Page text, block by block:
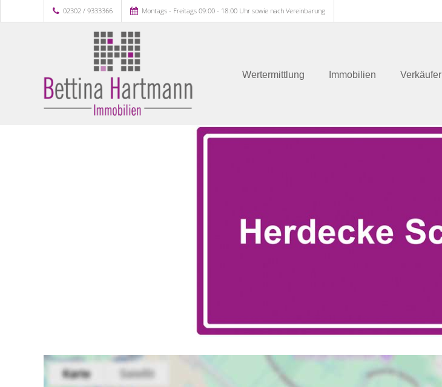
02302 / 9333366 Montags - Freitags 09:00 - 18:00 Uhr sowie nach Vereinbarung
Wertermittlung Immobilien Verkäufer